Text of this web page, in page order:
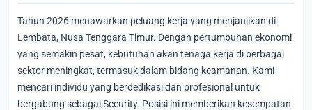
Tahun 2026 menawarkan peluang kerja yang menjanjikan di
Lembata, Nusa Tenggara Timur. Dengan pertumbuhan ekonomi
yang semakin pesat, kebutuhan akan tenaga kerja di berbagai
sektor meningkat, termasuk dalam bidang keamanan. Kami
mencari individu yang berdedikasi dan profesional untuk
bergabung sebagai Security. Posisi ini memberikan kesempatan